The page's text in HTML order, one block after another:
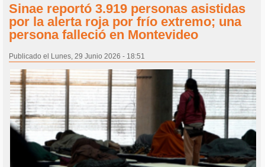
Sinae reportó 3.919 personas asistidas
por la alerta roja por frío extremo; una
persona falleció en Montevideo
Publicado el Lunes, 29 Junio 2026 - 18:51